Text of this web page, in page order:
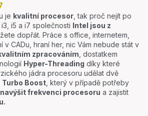
je kvalitní procesor, tak proč nejít po
i5 a i7 společnosti Intel jsou z
dopřát. Práce s office, internetem,
v CADu, hraní her, nic Vám nebude stát v
zpracováním, dostatkem
Hyper-Threading díky které
jádra procesoru udělat dvě
Turbo Boost, který v případě potřeby
navýšit frekvenci procesoru a zajistit